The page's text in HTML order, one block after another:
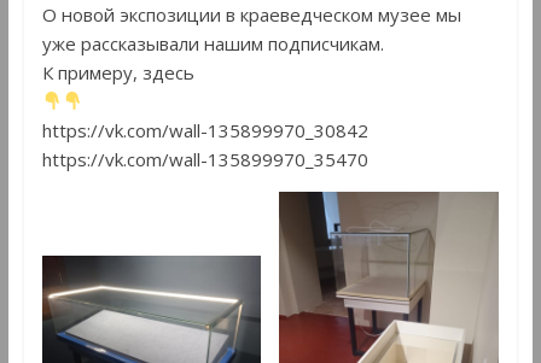
О новой экспозиции в краеведческом музее мы
уже рассказывали нашим подписчикам.
К примеру, здесь
https://vk.com/wall-135899970_30842
https://vk.com/wall-135899970_35470